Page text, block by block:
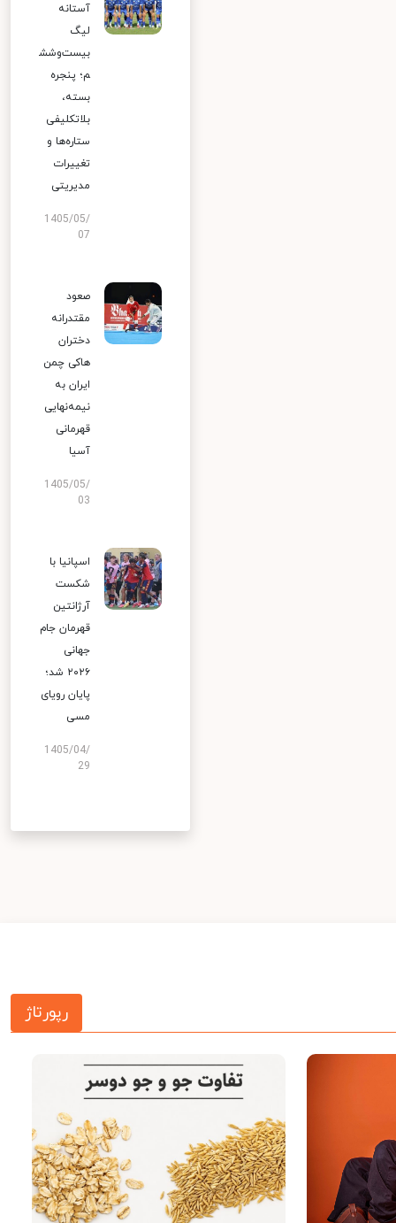
آستانه
لیگ
بیست‌وشش
م؛ پنجره
بسته،
بلاتکلیفی
ستاره‌ها و
تغییرات
مدیریتی
1405/05/
07
صعود
مقتدرانه
دختران
هاکی چمن
ایران به
نیمه‌نهایی
قهرمانی
آسیا
1405/05/
03
اسپانیا با
شکست
آرژانتین
قهرمان جام
جهانی
۲۰۲۶ شد؛
پایان رویای
مسی
1405/04/
29
رپورتاژ